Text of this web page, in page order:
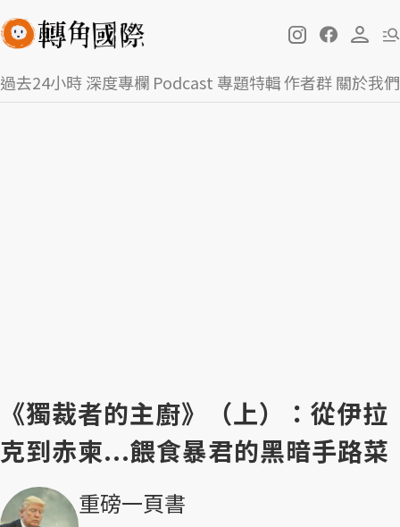
過去24小時深度專欄 Podcast 專題特輯作者群關於我們
《獨裁者的主廚》（上）：從伊拉
克到赤柬...餵食暴君的黑暗手路菜
重磅一頁書